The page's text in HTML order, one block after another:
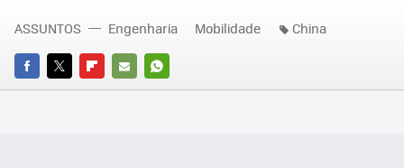
FACEBOOK
TWITTERFLIPBOARD
E-
WHATSAPP
ASSUNTOS Engenharia Mobilidade China